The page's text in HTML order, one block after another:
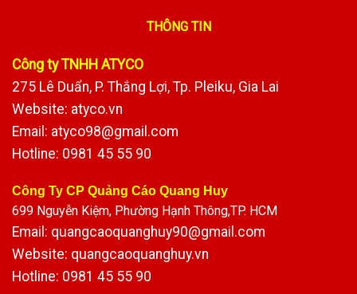
THÔNG TIN
Công ty TNHH ATYCO
275 Lê Duẩn, P. Thắng Lợi, Tp. Pleiku, Gia Lai
Website: atyco.vn
Email: atyco98@gmail.com
Hotline: 0981 45 55 90
Công Ty CP Quảng Cáo Quang Huy
699 Nguyễn Kiệm, Phường Hạnh Thông,TP. HCM
Email: quangcaoquanghuy90@gmail.com
Website: quangcaoquanghuy.vn
Hotline: 0981 45 55 90